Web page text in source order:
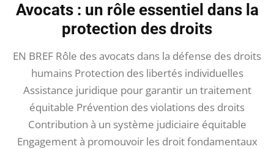
Avocats : un rôle essentiel dans la
protection des droits
EN BREF Rôle des avocats dans la défense des droits
humains Protection des libertés individuelles
Assistance juridique pour garantir un traitement
équitable Prévention des violations des droits
Contribution à un système judiciaire équitable
Engagement à promouvoir les droit fondamentaux